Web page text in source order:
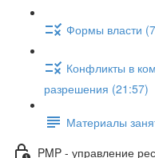
Формы власти
Конфликты в
разрешения (21:57)
Материалы
PMP - управление